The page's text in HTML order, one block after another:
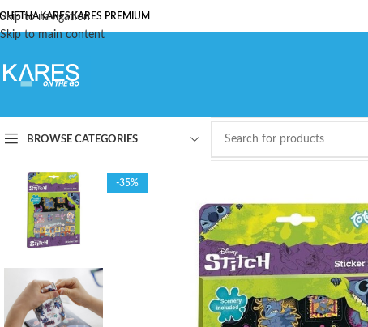
Skip to navigation
Skip to main content
KARESKARES PREMIUM
BROWSE CATEGORIES
-35%